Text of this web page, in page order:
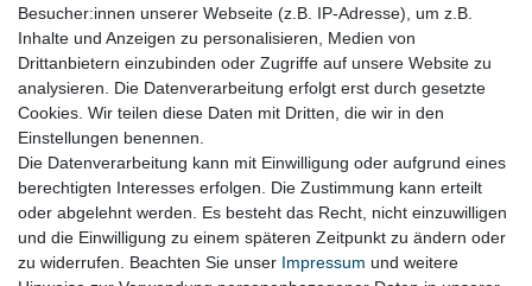
Zahlung
Versand & Lieferung
Batterien & Pfand
Altölverordnung
Infos zum Elektrogesetz
ODR-Verordnung
FAQs
Hilfe
Kontakt
Mein Konto
Besucher:innen unserer Webseite (z.B. IP-Adresse), um z.B.
Inhalte und Anzeigen zu personalisieren, Medien von
Drittanbietern einzubinden oder Zugriffe auf unsere Website zu
analysieren. Die Datenverarbeitung erfolgt erst durch gesetzte
Cookies. Wir teilen diese Daten mit Dritten, die wir in den
Einstellungen benennen.
Die Datenverarbeitung kann mit Einwilligung oder aufgrund eines
berechtigten Interesses erfolgen. Die Zustimmung kann erteilt
oder abgelehnt werden. Es besteht das Recht, nicht einzuwilligen
und die Einwilligung zu einem späteren Zeitpunkt zu ändern oder
zu widerrufen. Beachten Sie unser Impressum und weitere